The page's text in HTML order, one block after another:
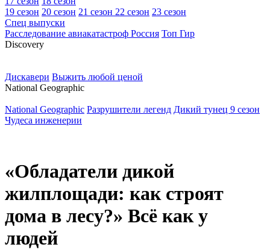
19 сезон 20 сезон 21 сезон 22 сезон 23 сезон
Спец выпуски
Расследование авиакатастроф Россия Топ Гир
Discovery
Дискавери Выжить любой ценой
National Geographic
National Geographic Разрушители легенд Дикий тунец 9 сезон
Чудеса инженерии
«Обладатели дикой
жилплощади: как строят
дома в лесу?» Всё как у
людей